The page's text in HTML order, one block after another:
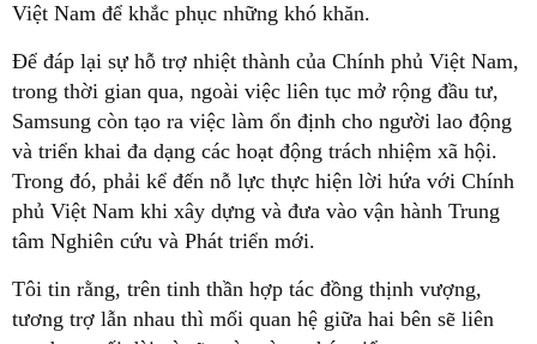
Việt Nam để khắc phục những khó khăn.
Để đáp lại sự hỗ trợ nhiệt thành của Chính phủ Việt Nam,
trong thời gian qua, ngoài việc liên tục mở rộng đầu tư,
Samsung còn tạo ra việc làm ổn định cho người lao động
và triển khai đa dạng các hoạt động trách nhiệm xã hội.
Trong đó, phải kể đến nỗ lực thực hiện lời hứa với Chính
phủ Việt Nam khi xây dựng và đưa vào vận hành Trung
tâm Nghiên cứu và Phát triển mới.
Tôi tin rằng, trên tinh thần hợp tác đồng thịnh vượng,
tương trợ lẫn nhau thì mối quan hệ giữa hai bên sẽ liên